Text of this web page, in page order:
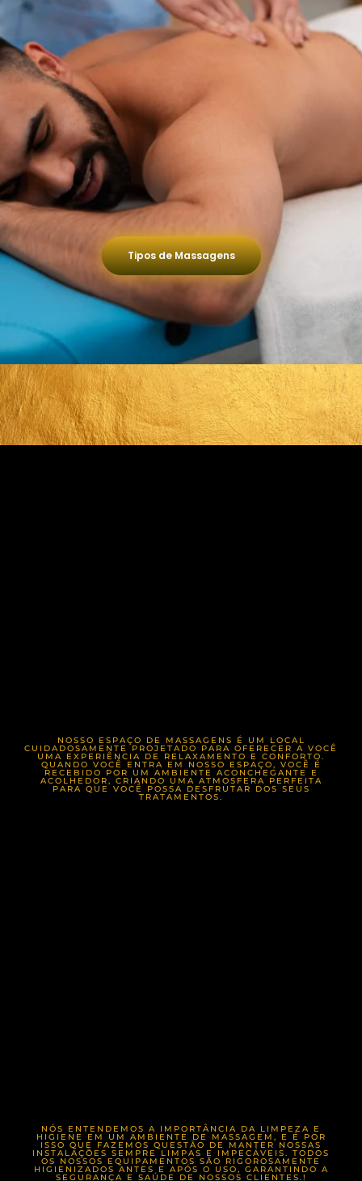
Tipos de Massagens
NOSSO ESPAÇO DE MASSAGENS É UM LOCAL
CUIDADOSAMENTE PROJETADO PARA OFERECER A VOCÊ
UMA EXPERIÊNCIA DE RELAXAMENTO E CONFORTO.
QUANDO VOCÊ ENTRA EM NOSSO ESPAÇO, VOCÊ É
RECEBIDO POR UM AMBIENTE ACONCHEGANTE E
ACOLHEDOR, CRIANDO UMA ATMOSFERA PERFEITA
PARA QUE VOCÊ POSSA DESFRUTAR DOS SEUS
TRATAMENTOS.
NÓS ENTENDEMOS A IMPORTÂNCIA DA LIMPEZA E
HIGIENE EM UM AMBIENTE DE MASSAGEM, E É POR
ISSO QUE FAZEMOS QUESTÃO DE MANTER NOSSAS
INSTALAÇÕES SEMPRE LIMPAS E IMPECÁVEIS. TODOS
OS NOSSOS EQUIPAMENTOS SÃO RIGOROSAMENTE
HIGIENIZADOS ANTES E APÓS O USO, GARANTINDO A
SEGURANÇA E SAÚDE DE NOSSOS CLIENTES.!